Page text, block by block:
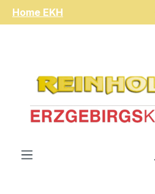
Zum Hauptinhalt springen
Home EKH